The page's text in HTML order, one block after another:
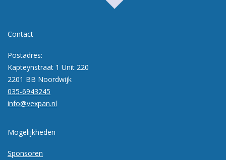
Contact
Postadres:
Kapteynstraat 1 Unit 220
2201 BB Noordwijk
035-6943245
info@vexpan.nl
Mogelijkheden
Sponsoren